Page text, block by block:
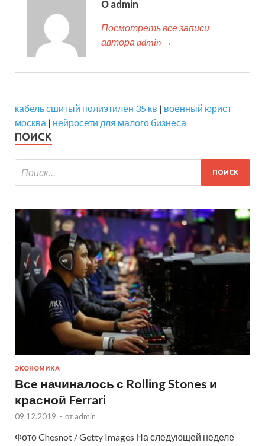
О admin
Посмотреть все записи
автора admin →
кабель сшитый полиэтилен 35 кв | военный юрист
москва | нейросети для малого бизнеса
ПОИСК
ЭКОНОМИКА
Все начиналось с Rolling Stones и
красной Ferrari
09.12.2019 - от admin
Фото Chesnot / Getty Images На следующей неделе